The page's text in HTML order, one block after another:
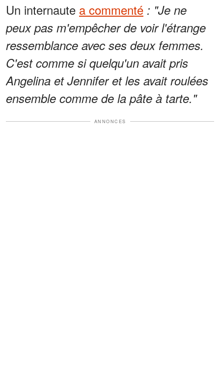
Un internaute a commenté : "Je ne
peux pas m'empêcher de voir l'étrange
ressemblance avec ses deux femmes.
C'est comme si quelqu'un avait pris
Angelina et Jennifer et les avait roulées
ensemble comme de la pâte à tarte."
ANNONCES